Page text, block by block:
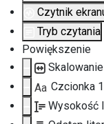
Czytnik
Tryb czytania
Powiększenie
Aa Czcionka
Wysokość